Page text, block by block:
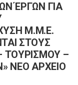
ΈΡΓΩΝ ΓΙΑ
Μ.Μ.Ε.
ΣΤΟΥΣ
ΤΟΥΡΙΣΜΟΥ –
ΝΕΟ ΑΡΧΕΙΟ